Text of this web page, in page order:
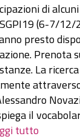
di
(6-7/12/
presto
Prenota
La ricerca
il
tutto